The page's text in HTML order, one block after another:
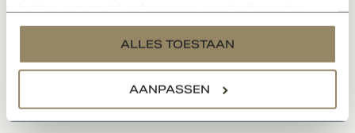
services.
ALLES TOESTAAN
AANPASSEN
Klantenservice
Categorieën